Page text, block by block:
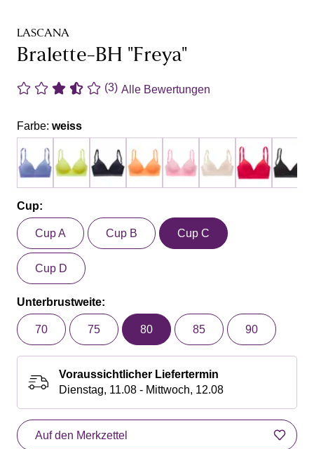
LASCANA
Bralette-BH "Freya"
(3) Alle Bewertungen
Farbe: weiss
Cup:
Cup A Cup B Cup C
Cup D
Unterbrustweite:
70 75 80 85 90
Voraussichtlicher Liefertermin
Dienstag, 11.08 - Mittwoch, 12.08
Auf den Merkzettel